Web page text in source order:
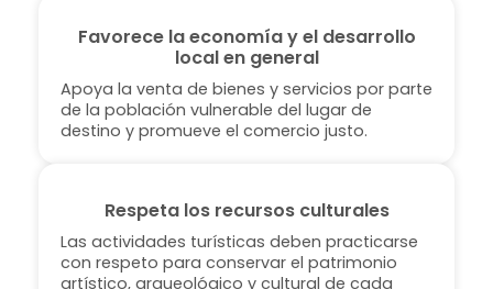
Favorece la economía y el desarrollo
local en general
Apoya la venta de bienes y servicios por parte
de la población vulnerable del lugar de
destino y promueve el comercio justo.
Respeta los recursos culturales
Las actividades turísticas deben practicarse
con respeto para conservar el patrimonio
artístico, arqueológico y cultural de cada